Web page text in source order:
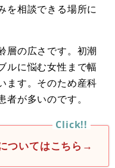
を相談できる場所に
層の広さです。初潮
ルに悩む女性まで幅
ます。そのため産科
が多いのです。
ついてはこちら→